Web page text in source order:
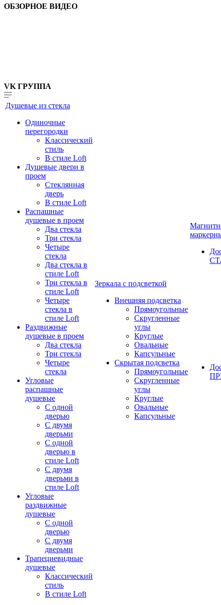
ОБЗОРНОЕ ВИДЕО
VK ГРУППА
Душевые из стекла
Одиночные
перегородки
Классический
стиль
В стиле Loft
Душевые двери в
проем
Стеклянная
дверь
В стиле Loft
Распашные
душевые в проем
Два стекла
Три стекла
Четыре
стекла
Два стекла в
стиле Loft
Три стекла в
стиле Loft
Четыре
стекла в
стиле Loft
Раздвижные
душевые в проем
Два стекла
Три стекла
Четыре
стекла
Угловые
распашные
душевые
С одной
дверью
С двумя
дверьми
С одной
дверью в
стиле Loft
С двумя
дверьми в
стиле Loft
Угловые
раздвижные
душевые
С одной
дверью
С двумя
дверьми
Трапециевидные
душевые
Классический
стиль
В стиле Loft
Зеркала с подсветкой
Внешняя подсветка
Прямоугольные
Скругленные
углы
Круглые
Овальные
Капсульные
Скрытая подсветка
Прямоугольные
Скругленные
углы
Круглые
Овальные
Капсульные